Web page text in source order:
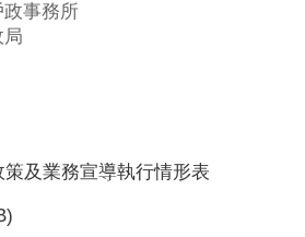
事務所
及業務宣導執行情形表